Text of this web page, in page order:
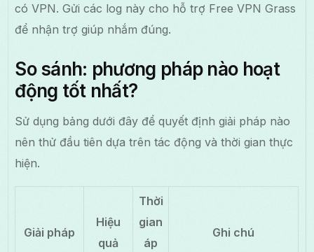
có VPN. Gửi các log này cho hỗ trợ Free VPN Grass
để nhận trợ giúp nhắm đúng.
So sánh: phương pháp nào hoạt
động tốt nhất?
Sử dụng bảng dưới đây để quyết định giải pháp nào
nên thử đầu tiên dựa trên tác động và thời gian thực
hiện.
Giải pháp
Hiệu
quả
Thời
gian
áp
Ghi chú